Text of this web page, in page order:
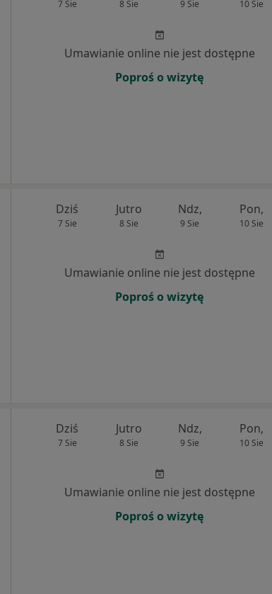
7 Sie 8 Sie 9 Sie 10 Sie
Umawianie online nie jest dostępne
Poproś o wizytę
Dziś
7 Sie
Jutro
8 Sie
Ndz,
9 Sie
Pon,
10 Sie
Umawianie online nie jest dostępne
Poproś o wizytę
Dziś
7 Sie
Jutro
8 Sie
Ndz,
9 Sie
Pon,
10 Sie
Umawianie online nie jest dostępne
Poproś o wizytę